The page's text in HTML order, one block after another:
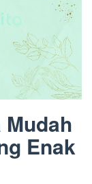
Enak